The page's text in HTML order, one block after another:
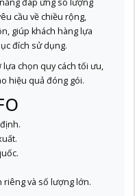
cầu về chiều rộng,
giúp khách hàng lựa
đích sử dụng.
chọn quy cách tối ưu,
hiệu quả đóng gói.
riêng và số lượng lớn.